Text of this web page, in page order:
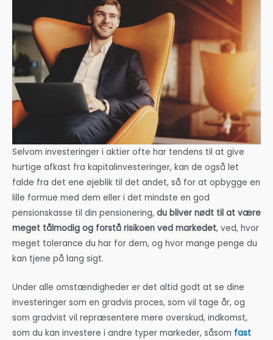
Selvom investeringer i aktier ofte har tendens til at give
hurtige afkast fra kapitalinvesteringer, kan de også let
falde fra det ene øjeblik til det andet, så for at opbygge en
lille formue med dem eller i det mindste en god
pensionskasse til din pensionering, du bliver nødt til at være
meget tålmodig og forstå risikoen ved markedet, ved, hvor
meget tolerance du har for dem, og hvor mange penge du
kan tjene på lang sigt.
Under alle omstændigheder er det altid godt at se dine
investeringer som en gradvis proces, som vil tage år, og
som gradvist vil repræsentere mere overskud, indkomst,
som du kan investere i andre typer markeder, såsom fast